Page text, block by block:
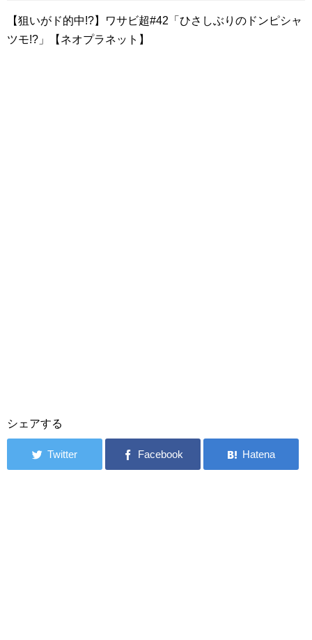
【狙いがド的中!?】ワサビ超#42「ひさしぶりのドンピシャ
ツモ!?」【ネオプラネット】
シェアする